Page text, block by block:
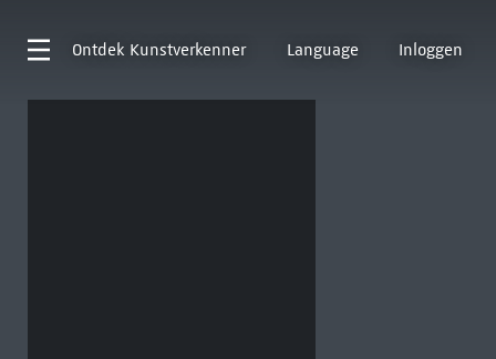
Ontdek Kunstverkenner Language Inloggen